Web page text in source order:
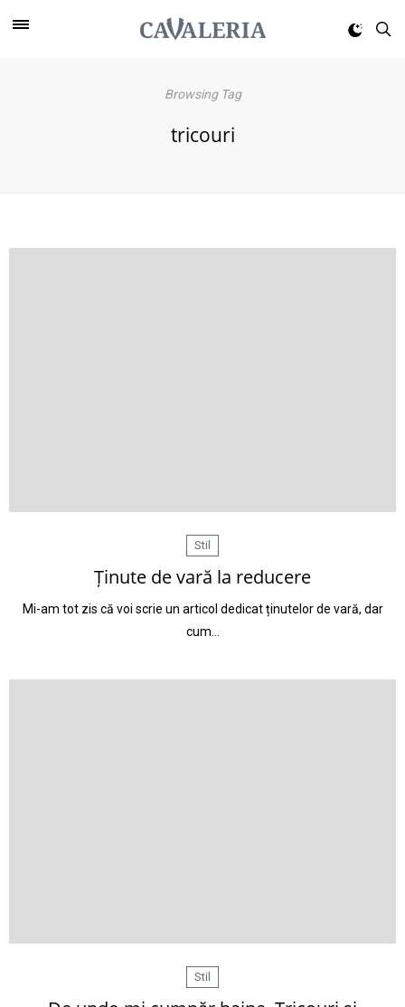
Browsing Tag
tricouri
Stil
Ținute de vară la reducere
Mi-am tot zis că voi scrie un articol dedicat ținutelor de vară, dar
cum…
Stil